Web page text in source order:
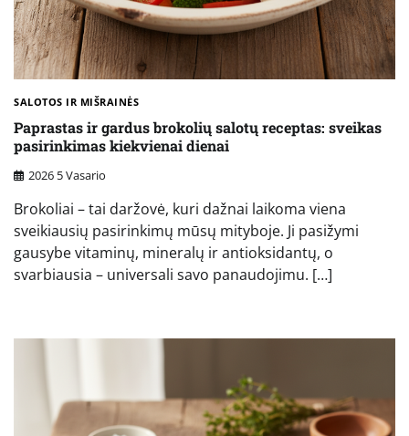
SALOTOS IR MIŠRAINĖS
Paprastas ir gardus brokolių salotų receptas: sveikas
pasirinkimas kiekvienai dienai
2026 5 Vasario
Brokoliai – tai daržovė, kuri dažnai laikoma viena
sveikiausių pasirinkimų mūsų mityboje. Ji pasižymi
gausybe vitaminų, mineralų ir antioksidantų, o
svarbiausia – universali savo panaudojimu. […]